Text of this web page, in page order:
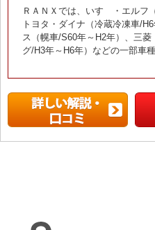
ＲＡＮＸでは、いすゞ・エルフ
トヨタ・ダイナ（冷蔵冷凍車/
ス（幌車/S60年～H2年）、三
グ/H3年～H6年）などの一部車